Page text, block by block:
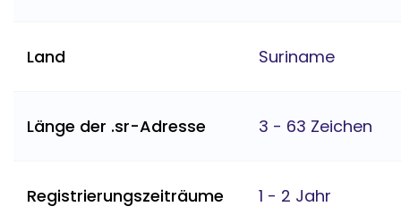
Land Suriname
Länge der .sr-Adresse 3 - 63 Zeichen
Registrierungszeiträume 1 - 2 Jahr